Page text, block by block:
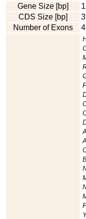
Gene Size [bp]
CDS Size [bp]
Number of Exons
4